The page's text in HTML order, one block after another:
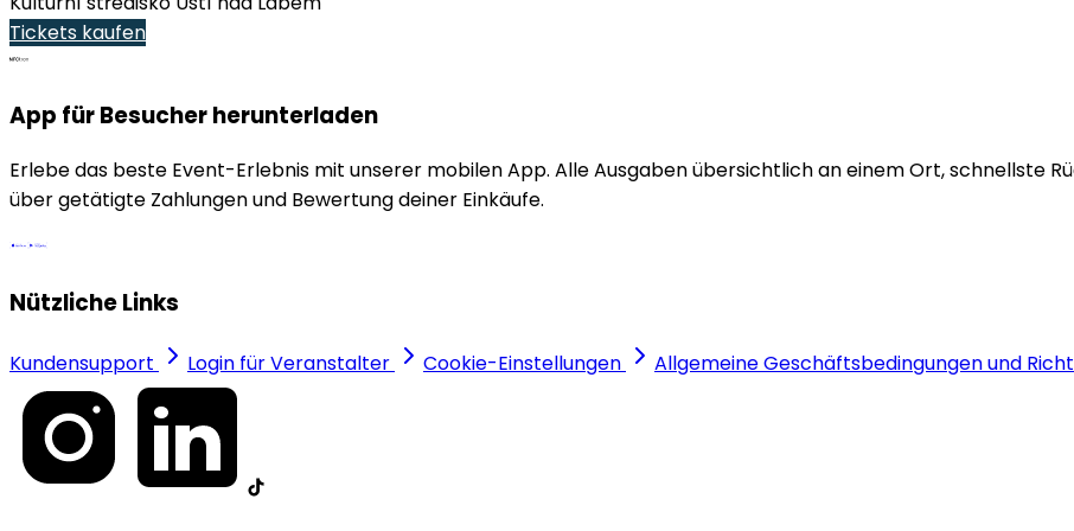
Tickets kaufen
App für Besucher herunterladen
Erlebe das beste Event-Erlebnis mit unserer mobilen App. Alle Ausgaben übersichtlich an einem Ort, schnellste
über getätigte Zahlungen und Bewertung deiner Einkäufe.
Nützliche Links
Kundensupport Login für Veranstalter Cookie-Einstellungen Allgemeine Geschäftsbedingungen und